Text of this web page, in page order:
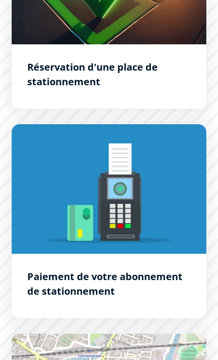
Réservation d'une place de
stationnement
Paiement de votre abonnement de stationnement
Paiement de votre abonnement
de stationnement
Contraintes de circulation pour les 7 prochains jours